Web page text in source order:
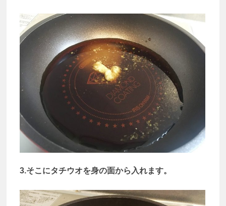
3.そこにタチウオを身の面から入れます。